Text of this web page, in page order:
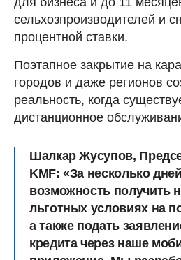
сельхозпроизводителей и
процентной ставки.
Поэтапное закрытие на
городов и даже регионов
реальность, когда
дистанционное
Шалкар Жусупов,
KMF: «За несколько
возможность получить
льготных условиях на
а также подать
кредита через наше